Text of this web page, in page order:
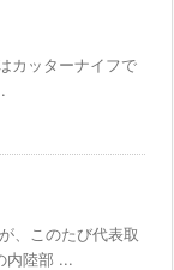
カッターナイフで
、このたび代表取
内陸部 ...